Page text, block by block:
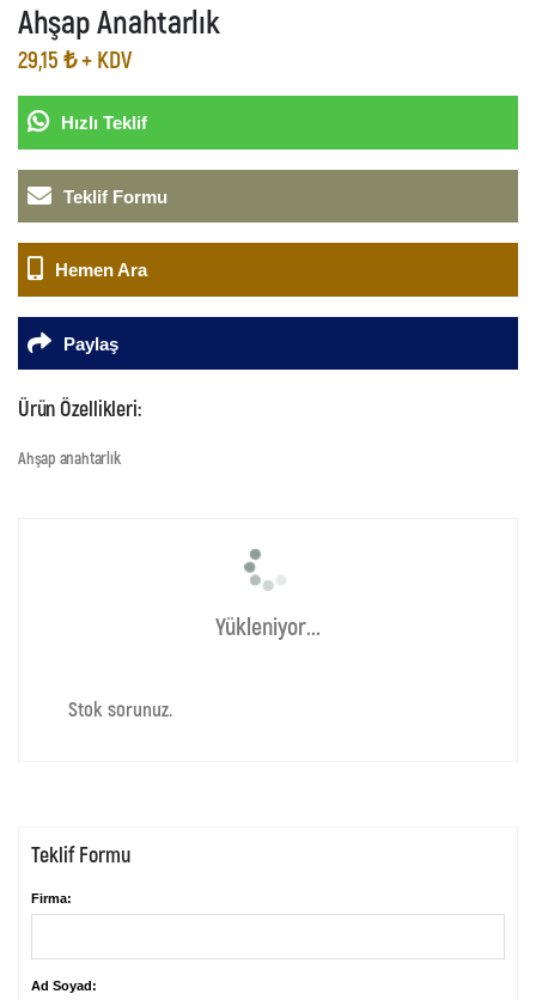
Ahşap Anahtarlık
29,15 ₺ + KDV
Hızlı Teklif
Teklif Formu
Hemen Ara
Paylaş
Ürün Özellikleri:
Ahşap anahtarlık
Yükleniyor...
Stok sorunuz.
Teklif Formu
Firma:
Ad Soyad: